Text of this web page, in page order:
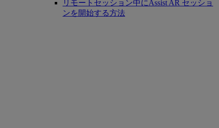
リモートセッション中にAssist AR セッショ
ンを開始する方法